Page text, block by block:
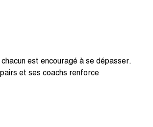
est encouragé à se dépasser.
et ses coachs renforce